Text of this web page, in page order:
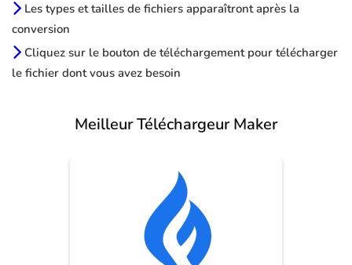
Les types et tailles de fichiers apparaîtront après la
conversion
Cliquez sur le bouton de téléchargement pour télécharger
le fichier dont vous avez besoin
Meilleur Téléchargeur Maker